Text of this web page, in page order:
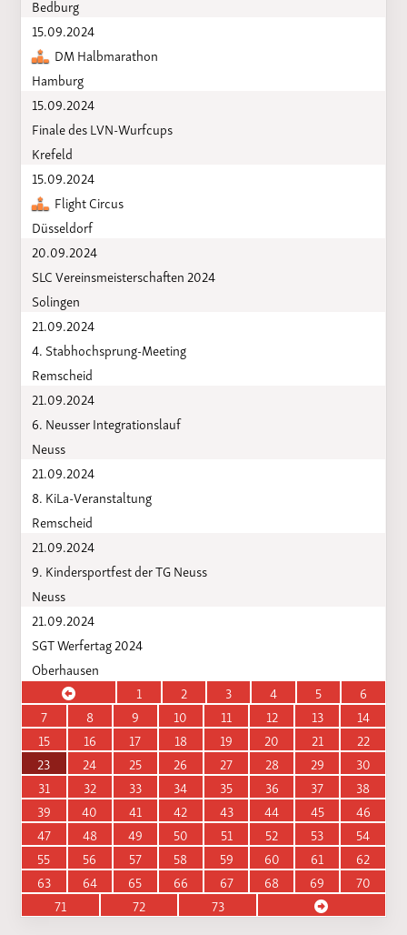
Bedburg
15.09.2024
DM Halbmarathon
Hamburg
15.09.2024
Finale des LVN-Wurfcups
Krefeld
15.09.2024
Flight Circus
Düsseldorf
20.09.2024
SLC Vereinsmeisterschaften 2024
Solingen
21.09.2024
4. Stabhochsprung-Meeting
Remscheid
21.09.2024
6. Neusser Integrationslauf
Neuss
21.09.2024
8. KiLa-Veranstaltung
Remscheid
21.09.2024
9. Kindersportfest der TG Neuss
Neuss
21.09.2024
SGT Werfertag 2024
Oberhausen
1
2 3 4 5
6
7
8 9 10 11 12 13
14
15
16 17 18 19 20 21
22
23
24 25 26 27 28 29
30
31
32 33 34 35 36 37
38
39
40 41 42 43 44 45
46
47
48 49 50 51 52 53
54
55
56 57 58 59 60 61
62
63
64 65 66 67 68 69
70
71
72 73